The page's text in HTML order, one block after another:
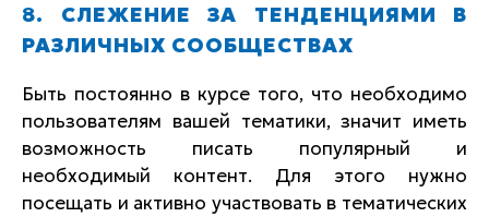
8. СЛЕЖЕНИЕ ЗА ТЕНДЕНЦИЯМИ В
РАЗЛИЧНЫХ СООБЩЕСТВАХ
Быть постоянно в курсе того, что необходимо
пользователям вашей тематики, значит иметь
возможность писать популярный и
необходимый контент. Для этого нужно
посещать и активно участвовать в тематических